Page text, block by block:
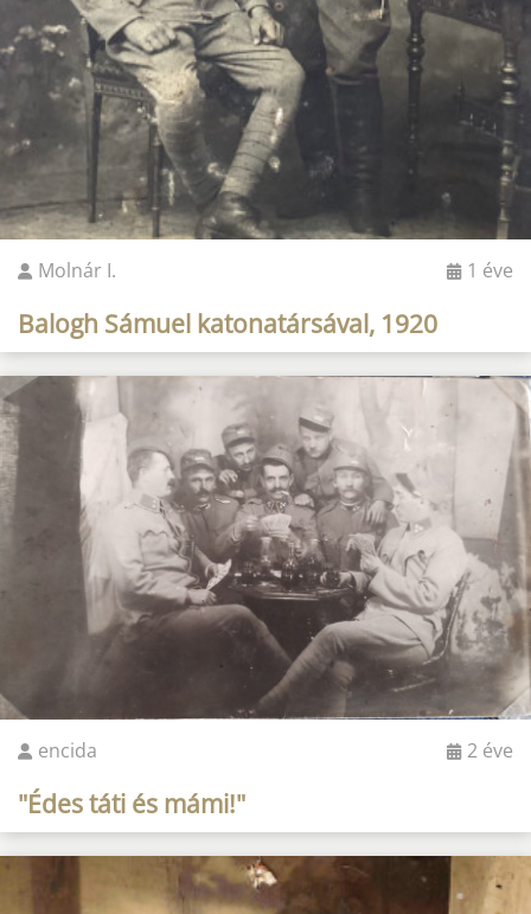
Molnár I. 1 éve
Balogh Sámuel katonatársával, 1920
encida 2 éve
"Édes táti és mámi!"